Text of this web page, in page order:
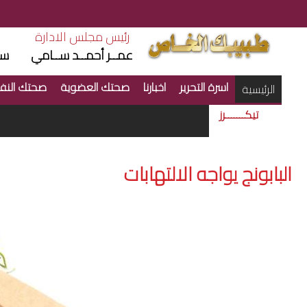
رئيس مجلس الادارة
عمــر أحمــد ســامي
الرئيسية اسرة التحرير اخبارنا صحتك العضوية
صحتك
تيكـــــــرز
البابونج يواجه الالتهابات